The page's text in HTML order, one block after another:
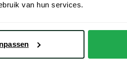
van hun services.
Kleur